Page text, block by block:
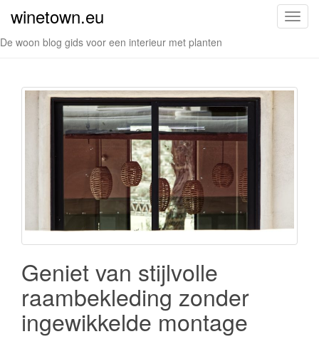
S
k
t
i
winetown.eu
De woon blog gids voor een interieur met planten
Geniet van stijlvolle
raambekleding zonder
ingewikkelde montage